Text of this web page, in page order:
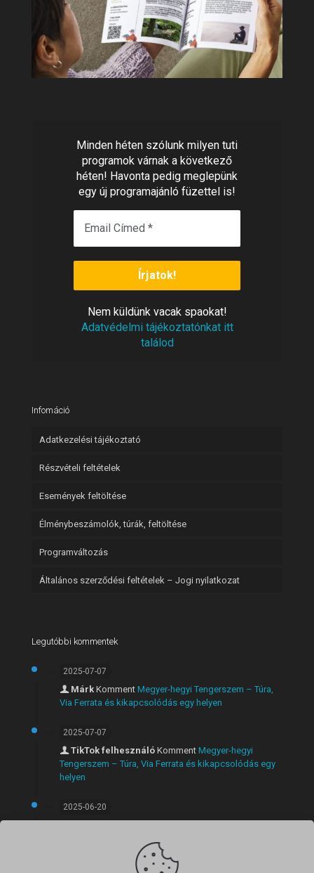
Minden héten szólunk milyen tuti
programok várnak a következő
héten! Havonta pedig meglepünk
egy új programajánló füzettel is!
Nem küldünkvacak spaokat!
Adatvédelmi tájékoztatónkat itt
találod
Infomáció
Adatkezelési tájékoztató
Részvételi feltételek
Események feltöltése
Élménybeszámolók, túrák, feltöltése
Programváltozás
Általános szerződési feltételek – Jogi nyilatkozat
Legutóbbi kommentek
2025-07-07
Márk Komment Megyer-hegyi Tengerszem – Túra,
Via Ferrata és kikapcsolódás egy helyen
2025-07-07
TikTok felhesználó Komment Megyer-hegyi
Tengerszem – Túra, Via Ferrata és kikapcsolódás egy
helyen
2025-06-20